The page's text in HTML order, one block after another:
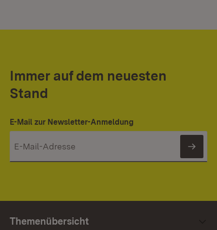
Immer auf dem neuesten
Stand
E-Mail zur Newsletter-Anmeldung
Themenübersicht